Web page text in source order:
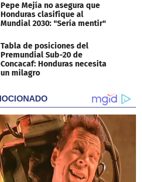
Pepe Mejía no asegura que
Honduras clasifique al
Mundial 2030: "Sería mentir"
Tabla de posiciones del
Premundial Sub-20 de
Concacaf: Honduras necesita
un milagro